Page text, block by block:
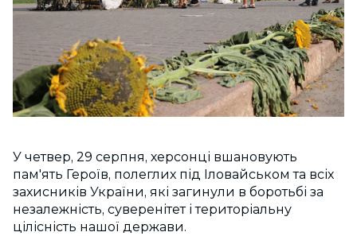
У четвер, 29 серпня, херсонці вшановують
пам'ять Героїв, полеглих під Іловайськом та всіх
захисників України, які загинули в боротьбі за
незалежність, суверенітет і територіальну
цілісність нашої держави.